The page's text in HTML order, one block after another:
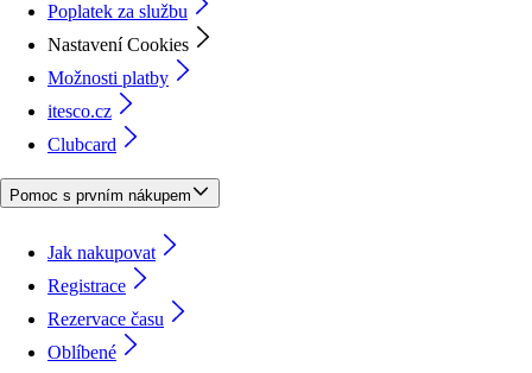
Poplatek za službu
Nastavení Cookies
Možnosti platby
itesco.cz
Clubcard
Pomoc s prvním nákupem
Jak nakupovat
Registrace
Rezervace času
Oblíbené